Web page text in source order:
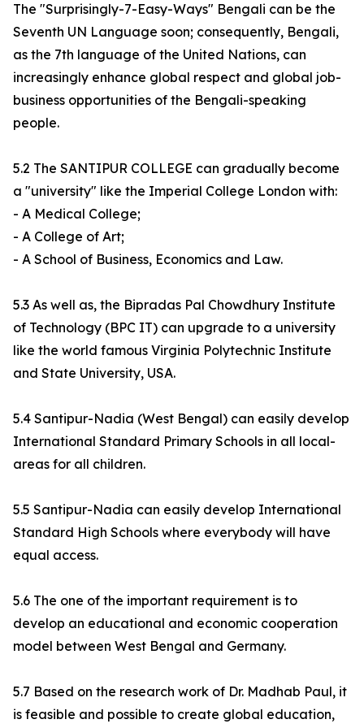
The "Surprisingly-7-Easy-Ways" Bengali can be the
Seventh UN Language soon; consequently, Bengali,
as the 7th language of the United Nations, can
increasingly enhance global respect and global job-
business opportunities of the Bengali-speaking
people.
5.2 The SANTIPUR COLLEGE can gradually become
a "university" like the Imperial College London with:
- A Medical College;
- A College of Art;
- A School of Business, Economics and Law.
5.3 As well as, the Bipradas Pal Chowdhury Institute
of Technology (BPC IT) can upgrade to a university
like the world famous Virginia Polytechnic Institute
and State University, USA.
5.4 Santipur-Nadia (West Bengal) can easily develop
International Standard Primary Schools in all local-
areas for all children.
5.5 Santipur-Nadia can easily develop International
Standard High Schools where everybody will have
equal access.
5.6 The one of the important requirement is to
develop an educational and economic cooperation
model between West Bengal and Germany.
5.7 Based on the research work of Dr. Madhab Paul, it
is feasible and possible to create global education,